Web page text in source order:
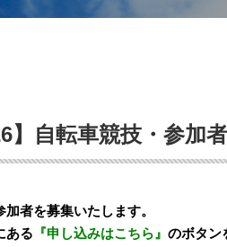
】自転車競技・参加
者を募集いたします。
ある 『申し込みはこちら』 のボタン